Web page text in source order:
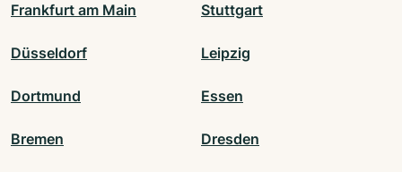
Frankfurt am Main Stuttgart
Düsseldorf Leipzig
Dortmund Essen
Bremen Dresden